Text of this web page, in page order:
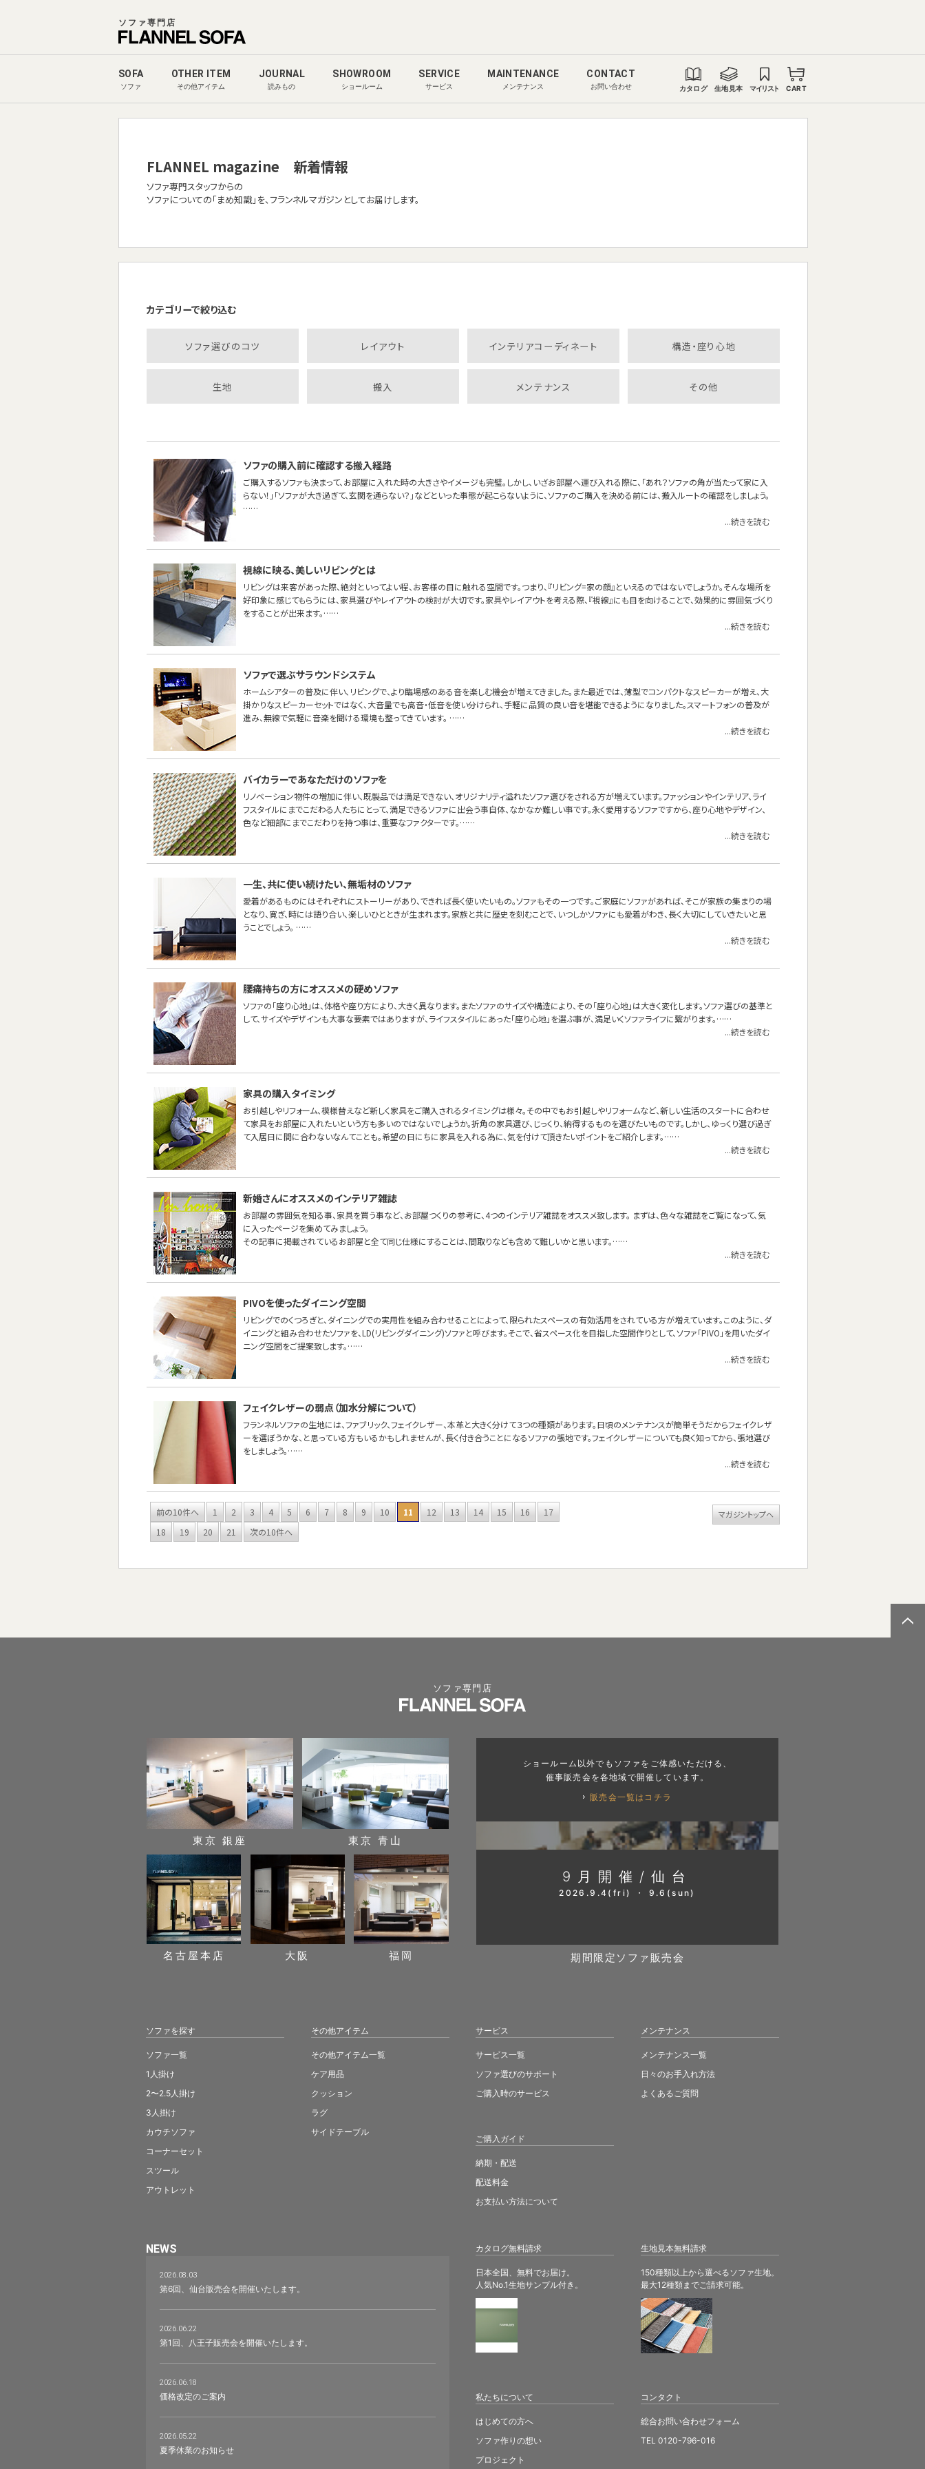
ソファ専門店
SOFA
ソファ
OTHER ITEM
その他アイテム
JOURNAL
読みもの
SHOWROOM
ショールーム
SERVICE
サービス
MAINTENANCE
メンテナンス
CONTACT
お問い合わせ カタログ 生地見本 マイリスト CART
FLANNEL magazine 新着情報
ソファ専門スタッフからの
ソファについての「まめ知識」を、フランネルマガジンとしてお届けします。
カテゴリーで絞り込む
ソファ選びのコツ レイアウト インテリアコーディネート 構造・座り心地
生地 搬入 メンテナンス その他
ソファの購入前に確認する搬入経路
ご購入するソファも決まって、お部屋に入れた時の大きさやイメージも完璧。しかし、いざお部屋へ運び入れる際に、「あれ？ソファの角が当たって家に入
らない！」「ソファが大き過ぎて、玄関を通らない？」などといった事態が起こらないように、ソファのご購入を決める前には、搬入ルートの確認をしましょう。
……
...続きを読む
視線に映る、美しいリビングとは
リビングは来客があった際、絶対といってよい程、お客様の目に触れる空間です。つまり、『リビング=家の顔』といえるのではないでしょうか。そんな場所を
好印象に感じてもらうには、家具選びやレイアウトの検討が大切です。家具やレイアウトを考える際、『視線』にも目を向けることで、効果的に雰囲気づくり
をすることが出来ます。……
...続きを読む
ソファで選ぶサラウンドシステム
ホームシアターの普及に伴い、リビングで、より臨場感のある音を楽しむ機会が増えてきました。また最近では、薄型でコンパクトなスピーカーが増え、大
掛かりなスピーカーセットではなく、大音量でも高音・低音を使い分けられ、手軽に品質の良い音を堪能できるようになりました。スマートフォンの普及が
進み、無線で気軽に音楽を聞ける環境も整ってきています。 ……
...続きを読む
バイカラーであなただけのソファを
リノベーション物件の増加に伴い、既製品では満足できない、オリジナリティ溢れたソファ選びをされる方が増えています。ファッションやインテリア、ライ
フスタイルにまでこだわる人たちにとって、満足できるソファに出会う事自体、なかなか難しい事です。永く愛用するソファですから、座り心地やデザイン、
色など細部にまでこだわりを持つ事は、重要なファクターです。……
...続きを読む
一生、共に使い続けたい、無垢材のソファ
愛着があるものにはそれぞれにストーリーがあり、できれば長く使いたいもの。ソファもその一つです。ご家庭にソファがあれば、そこが家族の集まりの場
となり、寛ぎ、時には語り合い、楽しいひとときが生まれます。家族と共に歴史を刻むことで、いつしかソファにも愛着がわき、長く大切にしていきたいと思
うことでしょう。 ……
...続きを読む
腰痛持ちの方にオススメの硬めソファ
ソファの「座り心地」は、体格や座り方により、大きく異なります。またソファのサイズや構造により、その「座り心地」は大きく変化します。ソファ選びの基準と
して、サイズやデザインも大事な要素ではありますが、ライフスタイルにあった「座り心地」を選ぶ事が、満足いくソファライフに繋がります。……
...続きを読む
家具の購入タイミング
お引越しやリフォーム、模様替えなど新しく家具をご購入されるタイミングは様々。その中でもお引越しやリフォームなど、新しい生活のスタートに合わせ
て家具をお部屋に入れたいという方も多いのではないでしょうか。折角の家具選び、じっくり、納得するものを選びたいものです。しかし、ゆっくり選び過ぎ
て入居日に間に合わないなんてことも。希望の日にちに家具を入れる為に、気を付けて頂きたいポイントをご紹介します。……
...続きを読む
新婚さんにオススメのインテリア雑誌
お部屋の雰囲気を知る事、家具を買う事など、お部屋つくりの参考に、4つのインテリア雑誌をオススメ致します。 まずは、色々な雑誌をご覧になって、気
に入ったページを集めてみましょう。
その記事に掲載されているお部屋と全て同じ仕様にすることは、間取りなども含めて難しいかと思います。……
...続きを読む
PIVOを使ったダイニング空間
リビングでのくつろぎと、ダイニングでの実用性を組み合わせることによって、限られたスペースの有効活用をされている方が増えています。このように、ダ
イニングと組み合わせたソファを、LD(リビングダイニング)ソファと呼びます。そこで、省スペース化を目指した空間作りとして、ソファ「PIVO」を用いたダイ
ニング空間をご提案致します。……
...続きを読む
フェイクレザーの弱点（加水分解について）
フランネルソファの生地には、ファブリック、フェイクレザー、本革と大きく分けて３つの種類があります。日頃のメンテナンスが簡単そうだからフェイクレザ
ーを選ぼうかな、と思っている方もいるかもしれませんが、長く付き合うことになるソファの張地です。フェイクレザーについても良く知ってから、張地選び
をしましょう。……
...続きを読む
前の10件へ 1 2 3 4 5 6 7 8 9 10 11 12 13 14 15 16
17
18
19 20 21 次の10件へ
マガジントップへ
ソファ専門店
カタログ無料請求
日本全国、無料でお届け。
人気No.1生地サンプル付き。
生地見本無料請求
150種類以上から選べるソファ生地。
最大12種類までご請求可能。
東京 銀座 東京 青山
名古屋本店 大阪 福岡
ショールーム以外でもソファをご体感いただける、
催事販売会を各地域で開催しています。
販売会一覧はコチラ
9月開催/仙台
2026.9.4(fri) ・ 9.6(sun)
期間限定ソファ販売会
ソファを探す
ソファ一覧
1人掛け
2〜2.5人掛け
3人掛け
カウチソファ
コーナーセット
スツール
アウトレット
その他アイテム
その他アイテム一覧
ケア用品
クッション
ラグ
サイドテーブル
サービス
サービス一覧
ソファ選びのサポート
ご購入時のサービス
ご購入ガイド
納期・配送
配送料金
お支払い方法について
メンテナンス
メンテナンス一覧
日々のお手入れ方法
よくあるご質問
NEWS
2026.08.03
第6回、仙台販売会を開催いたします。
2026.06.22
第1回、八王子販売会を開催いたします。
2026.06.18
価格改定のご案内
2026.05.22
夏季休業のお知らせ
私たちについて
はじめての方へ
ソファ作りの想い
プロジェクト
コンタクト
総合お問い合わせフォーム
TEL 0120-796-016